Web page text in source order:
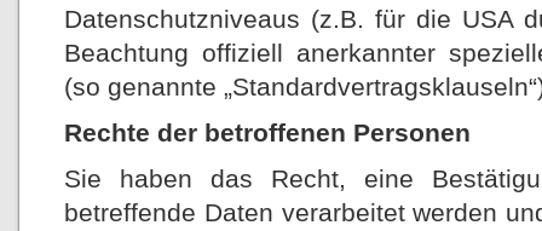
Datenschutzniveaus (z.B. für die USA
Beachtung offiziell anerkannter
(so genannte
Rechte der betroffenen Personen
Sie haben das Recht, eine
betreffende Daten verarbeitet werden